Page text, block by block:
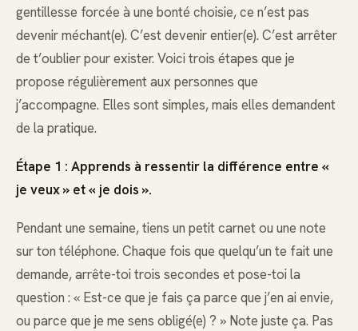
gentillesse forcée à une bonté choisie, ce n’est pas
devenir méchant(e). C’est devenir entier(e). C’est arrêter
de t’oublier pour exister. Voici trois étapes que je
propose régulièrement aux personnes que
j’accompagne. Elles sont simples, mais elles demandent
de la pratique.
Étape 1 : Apprends à ressentir la différence entre «
je veux » et « je dois ».
Pendant une semaine, tiens un petit carnet ou une note
sur ton téléphone. Chaque fois que quelqu’un te fait une
demande, arrête-toi trois secondes et pose-toi la
question : « Est-ce que je fais ça parce que j’en ai envie,
ou parce que je me sens obligé(e) ? » Note juste ça. Pas